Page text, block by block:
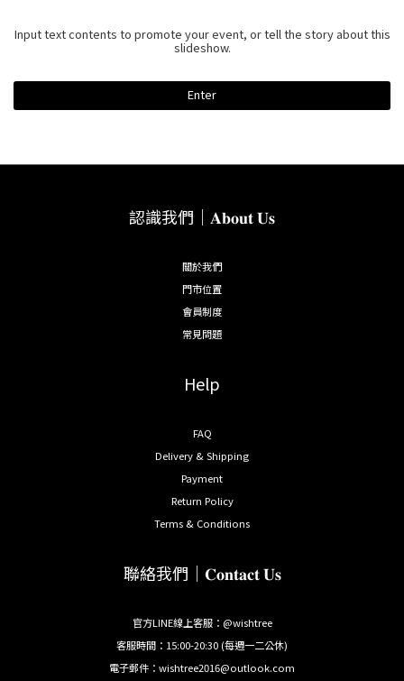
Input text contents to promote your event, or tell the story about this
slideshow.
Enter
認識我們｜𝐀𝐛𝐨𝐮𝐭 𝐔𝐬
關於我們
門市位置
會員制度
常見問題
Help
FAQ
Delivery & Shipping
Payment
Return Policy
Terms & Conditions
聯絡我們｜𝐂𝐨𝐧𝐭𝐚𝐜𝐭 𝐔𝐬
官方LINE線上客服：@wishtree
客服時間：15:00-20:30 (每週一二公休)
電子郵件：wishtree2016@outlook.com